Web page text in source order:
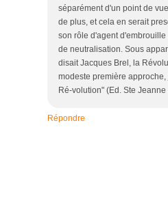
séparément d'un point de
de plus, et cela en serait
son rôle d'agent
de neutralisation. Sous
disait Jacques Brel, la
modeste première
Ré-volution" (Ed. Ste
Répondre